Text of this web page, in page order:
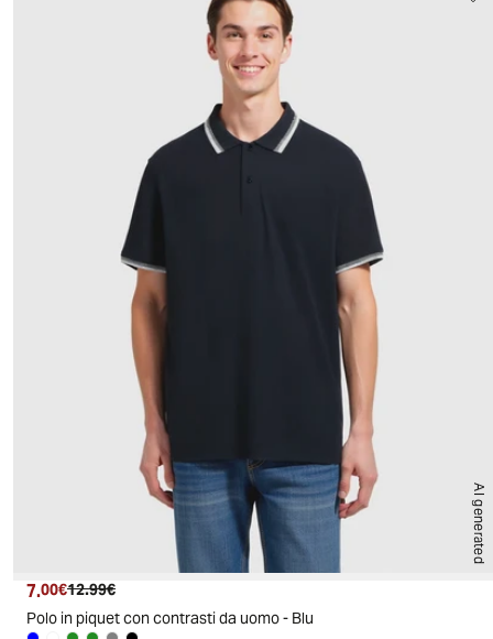
AI generated
Prezzo attuale
7.00€ Prezzo originale
12.99€
Polo in piquet con contrasti da uomo - Blu